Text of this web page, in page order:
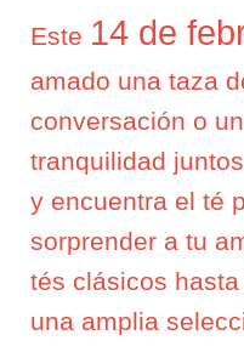
Este 14 de
amado una taza
conversación o
tranquilidad
y encuentra el té
sorprender a tu
tés clásicos
una amplia